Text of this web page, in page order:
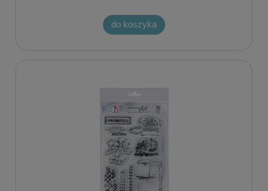
do koszyka